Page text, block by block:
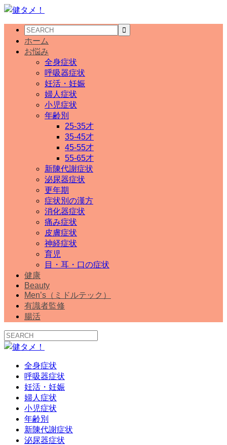
ホーム
お悩み
全身症状
呼吸器症状
妊活・妊娠
婦人症状
小児症状
年齢別
25-35才
35-45才
45-55才
55-65才
新陳代謝症状
泌尿器症状
更年期
症状別の漢方
消化器症状
痛み症状
皮膚症状
神経症状
育児
目・耳・口の症状
健康
Beauty
Men’s（ミドルテック）
有識者監修
腸活
全身症状
呼吸器症状
妊活・妊娠
婦人症状
小児症状
年齢別
新陳代謝症状
泌尿器症状